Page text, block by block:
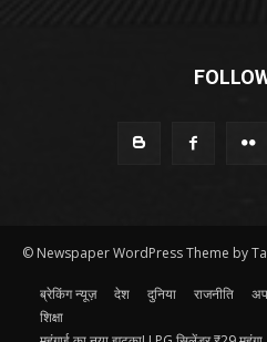
© Newspaper WordPress Theme by
ब्रेकिंग न्यूज़ देश दुनिया राजनीति
शिक्षा